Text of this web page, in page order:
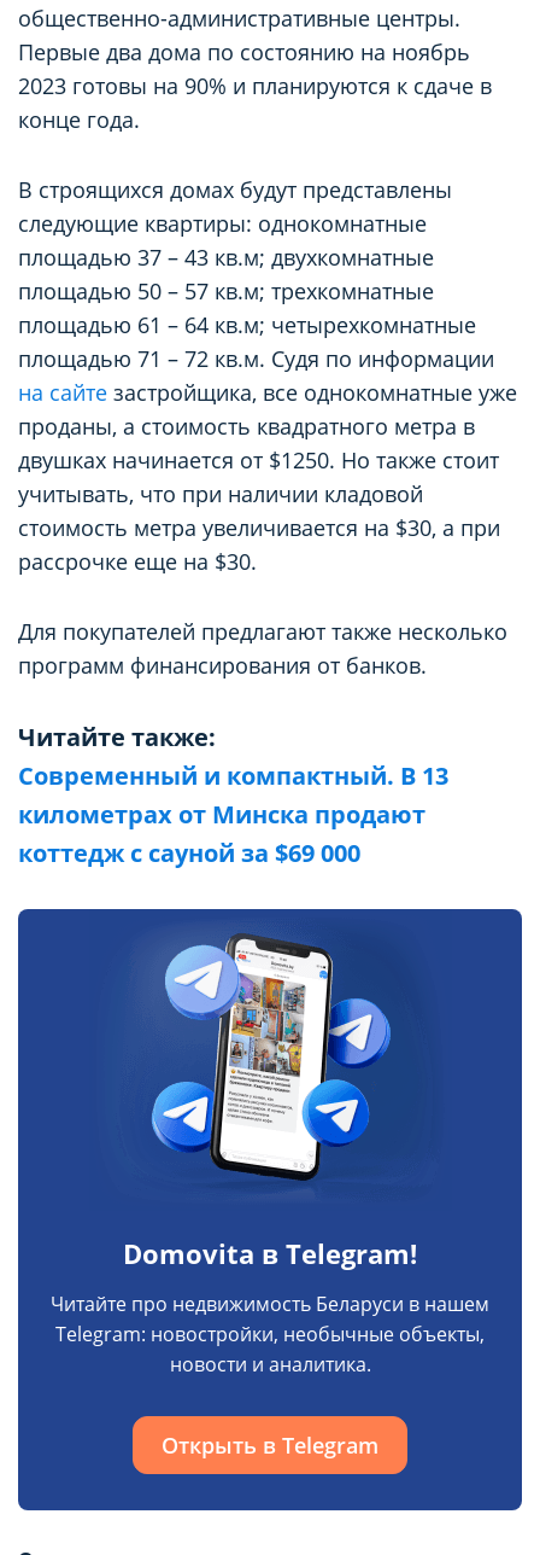
общественно-административные центры.
Первые два дома по состоянию на ноябрь
2023 готовы на 90% и планируются к сдаче в
конце года.
В строящихся домах будут представлены
следующие квартиры: однокомнатные
площадью 37 – 43 кв.м; двухкомнатные
площадью 50 – 57 кв.м; трехкомнатные
площадью 61 – 64 кв.м; четырехкомнатные
площадью 71 – 72 кв.м. Судя по информации
на сайте застройщика, все однокомнатные уже
проданы, а стоимость квадратного метра в
двушках начинается от $1250. Но также стоит
учитывать, что при наличии кладовой
стоимость метра увеличивается на $30, а при
рассрочке еще на $30.
Для покупателей предлагают также несколько
программ финансирования от банков.
Читайте также:
Современный и компактный. В 13
километрах от Минска продают
коттедж с сауной за $69 000
Domovita в Telegram!
Читайте про недвижимость Беларуси в нашем
Telegram: новостройки, необычные объекты,
новости и аналитика.
Открыть в Telegram
НАСТРОЙТЕ ПАРАМЕТРЫ
ИСПОЛЬЗОВАНИЯ ФАЙЛОВ
Вы можете настроить использование
НАСТРОЙТЕ ПАРАМЕТРЫ
ИСПОЛЬЗОВАНИЯ ФАЙЛОВ
Вы можете настроить использование